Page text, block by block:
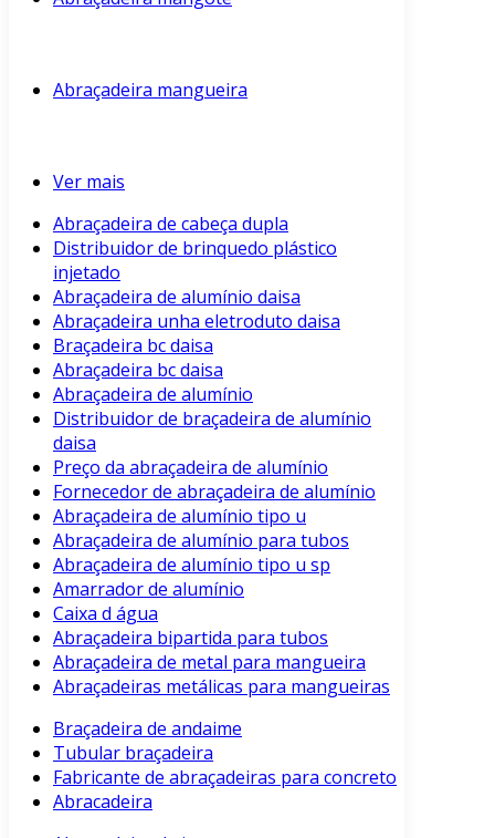
Abraçadeira mangueira
Ver mais
Abraçadeira de cabeça dupla
Distribuidor de brinquedo plástico
injetado
Abraçadeira de alumínio daisa
Abraçadeira unha eletroduto daisa
Braçadeira bc daisa
Abraçadeira bc daisa
Abraçadeira de alumínio
Distribuidor de braçadeira de alumínio
daisa
Preço da abraçadeira de alumínio
Fornecedor de abraçadeira de alumínio
Abraçadeira de alumínio tipo u
Abraçadeira de alumínio para tubos
Abraçadeira de alumínio tipo u sp
Amarrador de alumínio
Caixa d água
Abraçadeira bipartida para tubos
Abraçadeira de metal para mangueira
Abraçadeiras metálicas para mangueiras
Braçadeira de andaime
Tubular braçadeira
Fabricante de abraçadeiras para concreto
Abracadeira